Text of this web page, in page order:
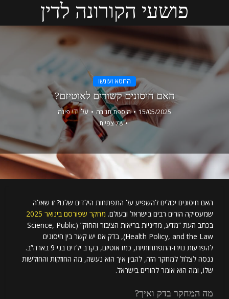
פושעי הקורונה לדין
החטא ועונשו
האם חיסונים קשורים לאוטיזם?
15/05/2025 הוספת תגובה על ידיפינה
78 צפיות
האם חיסונים יכולים להשפיע על התפתחות הילדים שלנו? זו שאלה
שמעסיקה הורים רבים בישראל ובעולם. מחקר שפורסם בינואר 2025
בכתב העת “מדע, מדיניות בריאות הציבור והחוק” (Science, Public
Health Policy, and the Law), בדק אם יש קשר בין חיסונים
להפרעות נוירו-התפתחותיות, כמו אוטיזם, בקרב ילדים בני 9 בארה”ב.
ננסה לצלול למחקר הזה, להבין איך הוא נעשה, מה החוזקות והחולשות
שלו, ומה הוא אומר להורים בישראל.
מה המחקר בדק ואיך?